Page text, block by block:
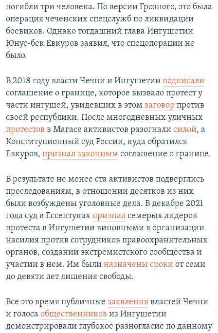
погибли три человека. По версии Грозного, это была
операция чеченских спецслужб по ликвидации
боевиков. Однако тогдашний глава Ингушетии
Юнус-бек Евкуров заявил, что спецоперации не
было.
В 2018 году власти Чечни и Ингушетии подписали
соглашение о границе, которое вызвало протест у
части ингушей, увидевших в этом заговор против
своей республики. После многодневных уличных
протестов в Магасе активистов разогнали силой, а
Конституционный суд России, куда обратился
Евкуров, признал законным соглашение о границе.
В результате не менее ста активистов подверглись
преследованиям, в отношении десятков из них
были возбуждены уголовные дела. В декабре 2021
года суд в Ессентуках признал семерых лидеров
протеста в Ингушетии виновными в организации
насилия против сотрудников правоохранительных
органов, создании экстремистского сообщества и
участии в нем. Им были назначены сроки от семи
до девяти лет лишения свободы.
Все это время публичные заявления властей Чечни
и голоса общественников из Ингушетии
демонстрировали глубокое разногласие по данному